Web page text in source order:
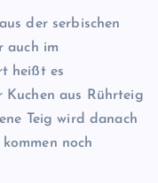
der serbischen
auch im
heißt es
aus Rührteig
Teig wird danach
noch